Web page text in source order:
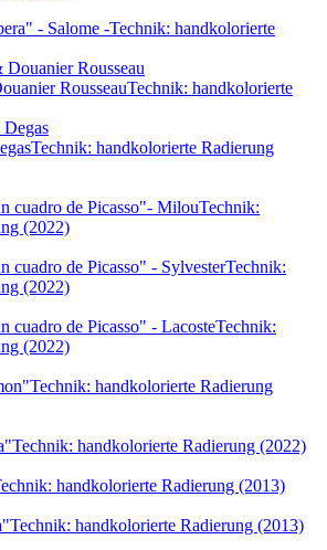
- Salome -Technik: handkolorierte
RousseauTechnik: handkolorierte
Technik: handkolorierte Radierung
cuadro de Picasso"- MilouTechnik:
(2022)
cuadro de Picasso" - SylvesterTechnik:
(2022)
cuadro de Picasso" - LacosteTechnik:
(2022)
Technik: handkolorierte Radierung
Technik: handkolorierte Radierung (2022)
handkolorierte Radierung (2013)
Technik: handkolorierte Radierung (2013)